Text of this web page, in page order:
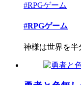
#RPGゲーム
#RPGゲーム
神様は世界を半